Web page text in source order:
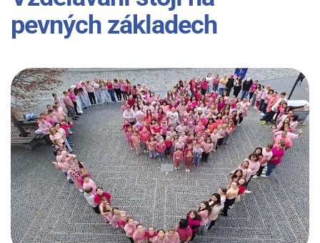
pevných základech